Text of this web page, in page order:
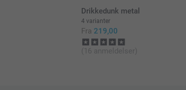
Drikkedunk metal
4 varianter
Fra 219,00
(16 anmeldelser)